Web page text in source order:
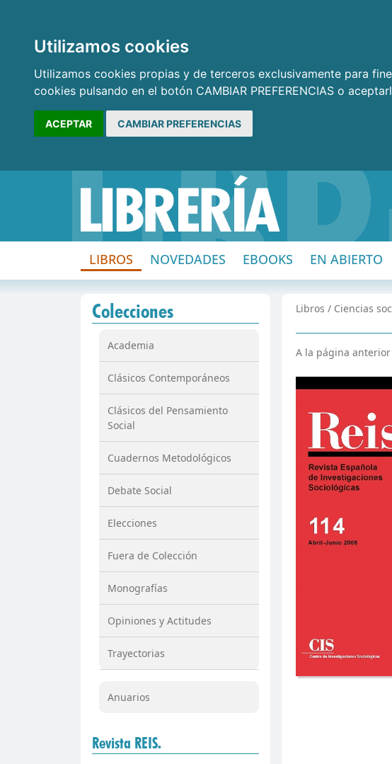
Utilizamos cookies
Utilizamos cookies propias y de terceros exclusivamente para
cookies pulsando en el botón CAMBIAR PREFERENCIAS o
ACEPTAR CAMBIAR PREFERENCIAS
LIBROS NOVEDADES EBOOKS EN ABIERTO
Colecciones
Academia
Clásicos Contemporáneos
Clásicos del Pensamiento
Social
Cuadernos Metodológicos
Debate Social
Elecciones
Fuera de Colección
Monografías
Opiniones y Actitudes
Trayectorias
Anuarios
Revista REIS.
Libros / Ciencias
A la página anterior